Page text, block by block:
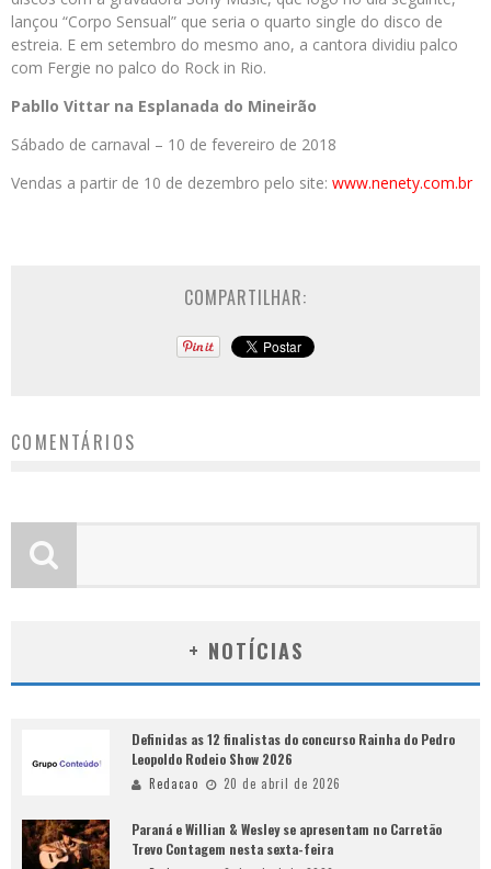
lançou “Corpo Sensual” que seria o quarto single do disco de
estreia. E em setembro do mesmo ano, a cantora dividiu palco
com Fergie no palco do Rock in Rio.
Pabllo Vittar na Esplanada do Mineirão
Sábado de carnaval – 10 de fevereiro de 2018
Vendas a partir de 10 de dezembro pelo site: www.nenety.com.br
COMPARTILHAR:
COMENTÁRIOS
+ NOTÍCIAS
Definidas as 12 finalistas do concurso Rainha do Pedro
Leopoldo Rodeio Show 2026
Redacao 20 de abril de 2026
Paraná e Willian & Wesley se apresentam no Carretão
Trevo Contagem nesta sexta-feira